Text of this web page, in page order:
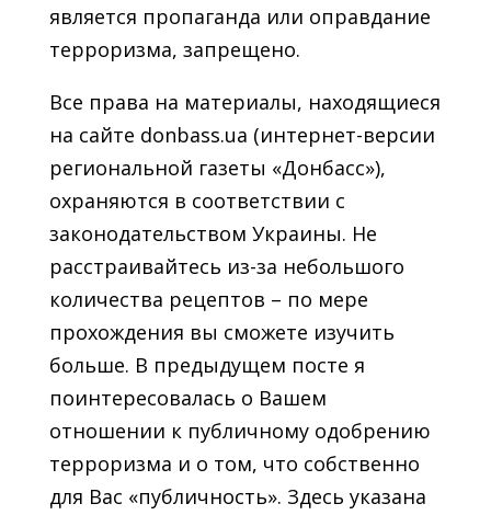
является пропаганда или оправдание
терроризма, запрещено.
Все права на материалы, находящиеся
на сайте donbass.ua (интернет-версии
региональной газеты «Донбасс»),
охраняются в соответствии с
законодательством Украины. Не
расстраивайтесь из-за небольшого
количества рецептов – по мере
прохождения вы сможете изучить
больше. В предыдущем посте я
поинтересовалась о Вашем
отношении к публичному одобрению
терроризма и о том, что собственно
для Вас «публичность». Здесь указана